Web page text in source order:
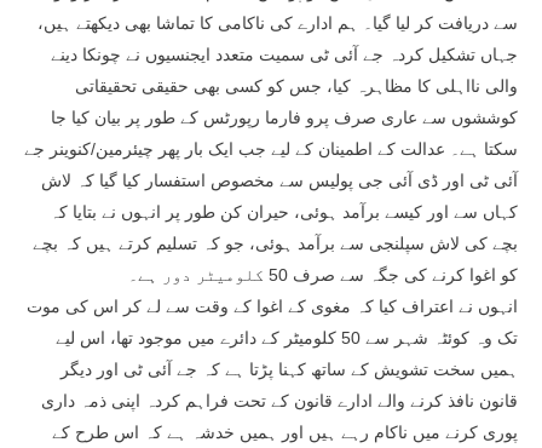
سے دریافت کر لیا گیا۔ ہم ادارے کی ناکامی کا تماشا بھی دیکھتے ہیں،
جہاں تشکیل کردہ جے آئی ٹی سمیت متعدد ایجنسیوں نے چونکا دینے
والی نااہلی کا مظاہرہ کیا، جس کو کسی بھی حقیقی تحقیقاتی
کوششوں سے عاری صرف پرو فارما رپورٹس کے طور پر بیان کیا جا
سکتا ہے۔ عدالت کے اطمینان کے لیے جب ایک بار پھر چیئرمین/کنوینر جے
آئی ٹی اور ڈی آئی جی پولیس سے مخصوص استفسار کیا گیا کہ لاش
کہاں سے اور کیسے برآمد ہوئی، حیران کن طور پر انہوں نے بتایا کہ
بچے کی لاش سپلنجی سے برآمد ہوئی، جو کہ تسلیم کرتے ہیں کہ بچے
کو اغوا کرنے کی جگہ سے صرف 50 کلومیٹر دور ہے۔
انہوں نے اعتراف کیا کہ مغوی کے اغوا کے وقت سے لے کر اس کی موت
تک وہ کوئٹہ شہر سے 50 کلومیٹر کے دائرے میں موجود تھا، اس لیے
ہمیں سخت تشویش کے ساتھ کہنا پڑتا ہے کہ جے آئی ٹی اور دیگر
قانون نافذ کرنے والے ادارے قانون کے تحت فراہم کردہ اپنی ذمہ داری
پوری کرنے میں ناکام رہے ہیں اور ہمیں خدشہ ہے کہ اس طرح کے